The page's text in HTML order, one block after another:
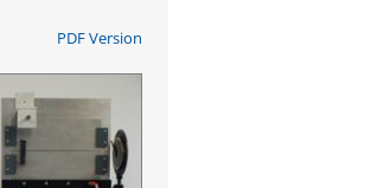
PDF Version